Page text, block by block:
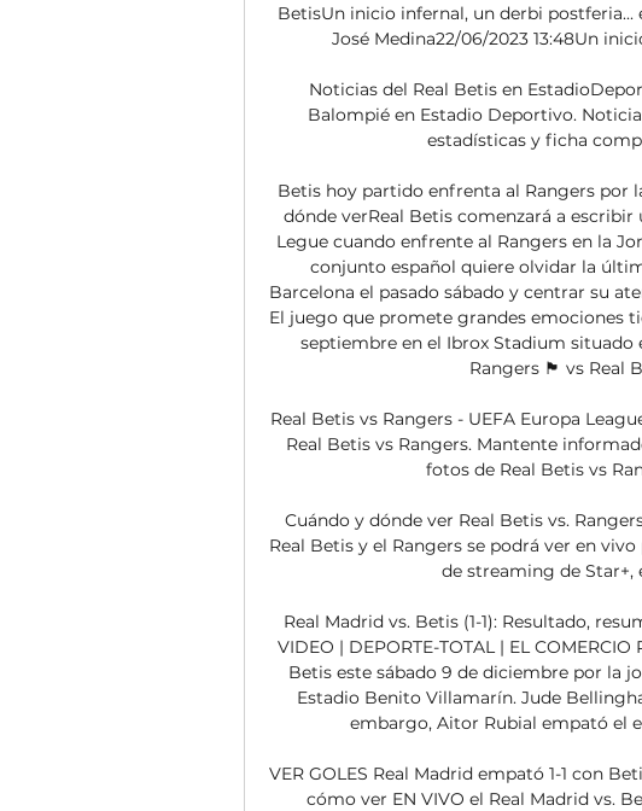
BetisUn inicio infernal, un derbi
José Medina22/06/2023 13:48Un
Noticias del Real Betis en
Balompié en Estadio Deportivo.
estadísticas y ficha
Betis hoy partido enfrenta al Rangers por
dónde verReal Betis comenzará a escribir
Legue cuando enfrente al Rangers en la
conjunto español quiere olvidar la
Barcelona el pasado sábado y centrar su
El juego que promete grandes emociones
septiembre en el Ibrox Stadium situado
Rangers 🏴󠁧󠁢󠁳󠁣󠁴󠁿 vs Real
Real Betis vs Rangers - UEFA Europa
Real Betis vs Rangers. Mantente
fotos de Real Betis vs
Cuándo y dónde ver Real Betis vs.
Real Betis y el Rangers se podrá ver en
de streaming de Star+,
Real Madrid vs. Betis (1-1): Resultado,
VIDEO | DEPORTE-TOTAL | EL
Betis este sábado 9 de diciembre por la
Estadio Benito Villamarín. Jude
embargo, Aitor Rubial empató el
VER GOLES Real Madrid empató 1-1 con
cómo ver EN VIVO el Real Madrid vs.